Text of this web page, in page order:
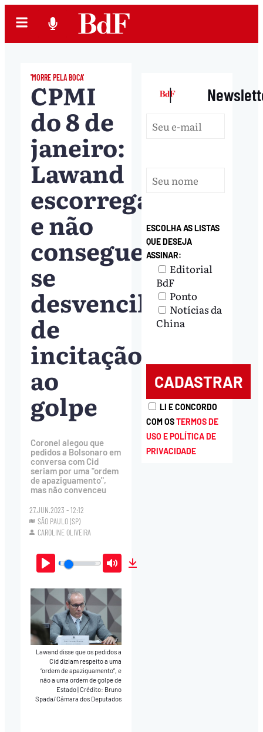
'MORRE PELA BOCA'
CPMI
do 8 de
janeiro:
Lawand
escorrega
e não
consegue
se
desvencilhar
de
incitação
ao
golpe
Coronel alegou que
pedidos a Bolsonaro em
conversa com Cid
seriam por uma "ordem
de apaziguamento",
mas não convenceu
27.JUN.2023 - 12:12
SÃO PAULO (SP)
CAROLINE OLIVEIRA
Play Mute
Lawand disse que os pedidos a
Cid diziam respeito a uma
“ordem de apaziguamento”, e
não a uma ordem de golpe de
Estado|Crédito: Bruno
Spada/Câmara dos Deputados
|
ESCOLHA AS LISTAS
QUE DESEJA
ASSINAR:
Editorial
BdF
Ponto
Notícias da
China
LI E CONCORDO
COM OSTERMOS DE
USO E POLÍTICA DE
PRIVACIDADE